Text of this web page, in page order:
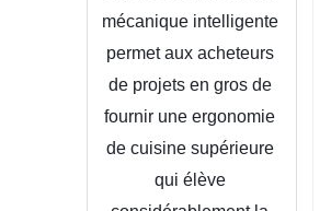
mécanique intelligente
permet aux acheteurs
de projets en gros de
fournir une ergonomie
de cuisine supérieure
qui élève